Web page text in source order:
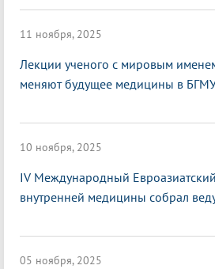
11 ноября, 2025
Лекции ученого с мировым
меняют будущее медицины в
10 ноября, 2025
IV Международный
внутренней медицины собрал
05 ноября, 2025